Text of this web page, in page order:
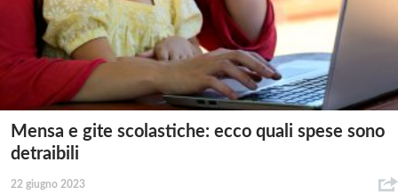
Mensa e gite scolastiche: ecco quali spese sono
detraibili
22 giugno 2023